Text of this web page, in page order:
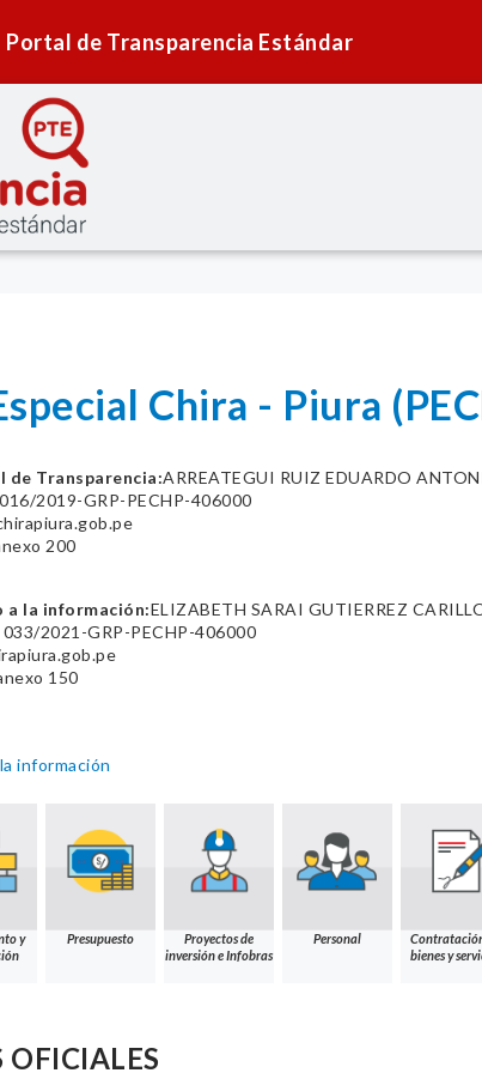
Portal de Transparencia Estándar
Chira - Piura
de Transparencia:ARREATEGUI RUIZ EDUARDO
016/2019-GRP-PECHP-406000
200
a la información:ELIZABETH SARAI GUTIERREZ
033/2021-GRP-PECHP-406000
150
información
y
Presupuesto
Proyectos de
inversión e Infobras
Personal
bienes y